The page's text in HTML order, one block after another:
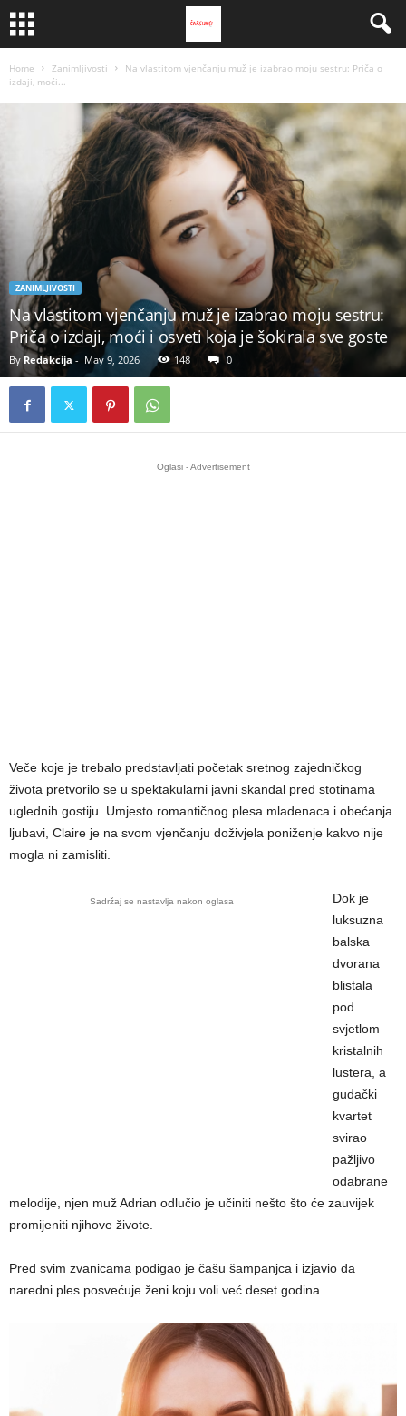
Home Zanimljivosti
Na vlastitom vjenčanju muž je izabrao moju sestru: Priča o
izdaji, moći...
ZANIMLJIVOSTI
Na vlastitom vjenčanju muž je izabrao moju sestru:
Priča o izdaji, moći i osveti koja je šokirala sve goste
By Redakcija - May 9, 2026 148 0
Oglasi - Advertisement
Veče koje je trebalo predstavljati početak sretnog zajedničkog
života pretvorilo se u spektakularni javni skandal pred stotinama
uglednih gostiju. Umjesto romantičnog plesa mladenaca i obećanja
ljubavi, Claire je na svom vjenčanju doživjela poniženje kakvo nije
mogla ni zamisliti.
Sadržaj se nastavlja nakon oglasa
Dok je
luksuzna
balska
dvorana
blistala
pod
svjetlom
kristalnih
lustera, a
gudački
kvartet
svirao
pažljivo
odabrane
melodije, njen muž Adrian odlučio je učiniti nešto što će zauvijek
promijeniti njihove živote.
Pred svim zvanicama podigao je čašu šampanjca i izjavio da
naredni ples posvećuje ženi koju voli već deset godina.